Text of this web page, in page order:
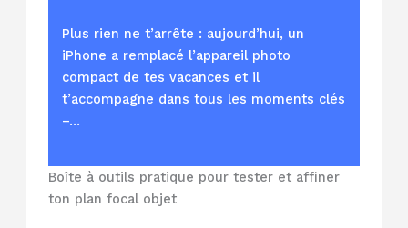
Plus rien ne t’arrête : aujourd’hui, un
iPhone a remplacé l’appareil photo
compact de tes vacances et il
t’accompagne dans tous les moments clés
–…
Boîte à outils pratique pour tester et affiner
ton plan focal objet